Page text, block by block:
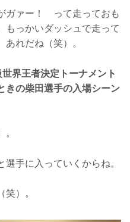
ガァー！ って走っておも
もっかいダッシュで走って
れだね（笑）。
界王者決定トーナメント
きの柴田選手の入場シーン
手に入っていくからね。
）。